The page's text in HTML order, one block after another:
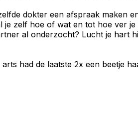
dokter een afspraak maken
je zelf hoe of wat en tot hoe ver je
al onderzocht? Lucht je hart
had de laatste 2x een beetje